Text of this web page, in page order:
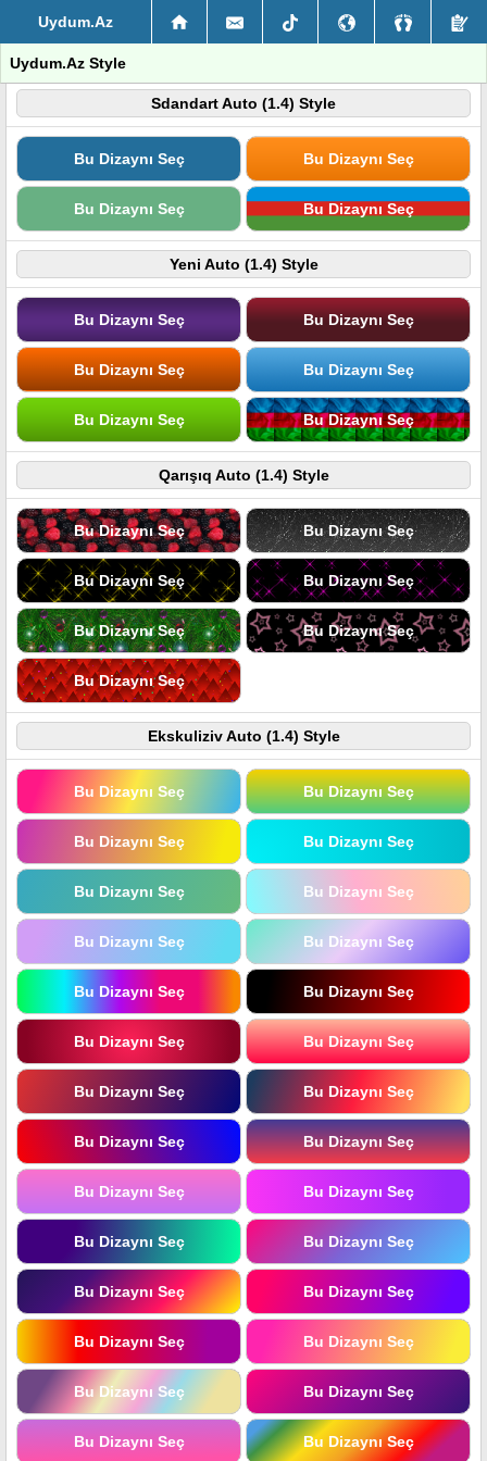
Uydum.Az
Uydum.Az Style
Sdandart Auto (1.4) Style
Bu Dizaynı Seç Bu Dizaynı Seç
Bu Dizaynı Seç Bu Dizaynı Seç
Yeni Auto (1.4) Style
Bu Dizaynı Seç Bu Dizaynı Seç
Bu Dizaynı Seç Bu Dizaynı Seç
Bu Dizaynı Seç Bu Dizaynı Seç
Qarışıq Auto (1.4) Style
Bu Dizaynı Seç Bu Dizaynı Seç
Bu Dizaynı Seç Bu Dizaynı Seç
Bu Dizaynı Seç Bu Dizaynı Seç
Bu Dizaynı Seç
Ekskuliziv Auto (1.4) Style
Bu Dizaynı Seç Bu Dizaynı Seç
Bu Dizaynı Seç Bu Dizaynı Seç
Bu Dizaynı Seç Bu Dizaynı Seç
Bu Dizaynı Seç Bu Dizaynı Seç
Bu Dizaynı Seç Bu Dizaynı Seç
Bu Dizaynı Seç Bu Dizaynı Seç
Bu Dizaynı Seç Bu Dizaynı Seç
Bu Dizaynı Seç Bu Dizaynı Seç
Bu Dizaynı Seç Bu Dizaynı Seç
Bu Dizaynı Seç Bu Dizaynı Seç
Bu Dizaynı Seç Bu Dizaynı Seç
Bu Dizaynı Seç Bu Dizaynı Seç
Bu Dizaynı Seç Bu Dizaynı Seç
Bu Dizaynı Seç Bu Dizaynı Seç